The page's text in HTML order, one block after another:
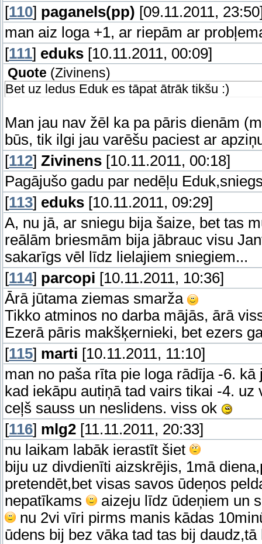
[110] paganels(pp) [09.11.2011,
man aiz loga +1, ar riepām ar
[111] eduks [10.11.2011, 00:09]
Quote (Zivinens)
Bet uz ledus Eduk es tāpat ātrāk tikšu :)
Man jau nav žēl ka pa pāris dienām
būs, tik ilgi jau varēšu paciest ar
[112] Zivinens [10.11.2011, 00:18]
Pagājušo gadu par nedēļu
[113] eduks [10.11.2011, 09:29]
A, nu jā, ar sniegu bija šaize, bet tas
reālām briesmām bija jābrauc visu
sakarīgs vēl līdz lielajiem sniegiem...
[114] parcopi [10.11.2011, 10:36]
Ārā jūtama ziemas smarža
Tikko atminos no darba mājās, ārā
Ezerā pāris makšķernieki, bet ezers
[115] marti [10.11.2011, 11:10]
man no paša rīta pie loga rādīja -6. kā
kad iekāpu autiņā tad vairs tikai -4.
ceļš sauss un neslidens. viss ok
[116] mlg2 [11.11.2011, 20:33]
nu laikam labāk ierastīt šiet
biju uz divdienīti aizskrējis, 1mā
pretendēt,bet visas savos ūdeņos
nepatīkams
aizeju līdz ūdeņiem un
nu 2vi vīri pirms manis kādas
ūdens bij bez vāka tad tas bij